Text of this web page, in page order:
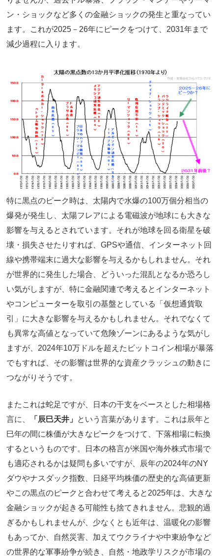
ン・ショックなど多くの金融ショックの発生と重なってい
ます。これが2025－26年にピークをつけて、2031年まで
減少過程に入ります。
特に黒点のピーク時は、太陽内で水爆の100万個分相当の
爆発が発生し、太陽フレアによる電磁波が地球にも大きな
影響を与えるとされています。それが地球を回る衛星を破
壊・損失させたりすれば、GPSや通信、インターネット回
線や携帯端末に過大な影響を与えるかもしれません。それ
が世界的に発生した場合、どういった混乱となるか恐ろし
い気がしますが、特に金融関連で考えるとインターネット
やコンピューターを取引の基盤としている「仮想通貨取
引」に大きな影響を与えるかもしれません。それでなくて
も異常な高値となっていて危険ゾーンにあるような気がし
ますが、2024年10万ドルを超えたビットコイン相場が暴落
でもすれば、その影響は世界的な資産クラッシュの動きに
つながりそうです。
またこれは蛇足ですが、日本の干支をベースとした相場格
言に、
「辰巳天井」
という言葉があります。これは辰年と
巳年の間に株価が大きなピークをつけて、下落相場に転換
するというものです。日本の格言が米国や海外株式市場で
も適応されるかは疑問も多いですが、辰年の2024年のNY
ダウやナスダック指数、日経平均株価の歴史的な高値更新
やこの黒点のピークと合わせて考えると2025年は、大きな
金融ショックが起きる可能性も捨てきれません。悲観的過
ぎるかもしれませんが、少なくとも近年は、温暖化の影響
もあってか、自然災害、加えてウクライナや中東紛争など
の世界的な軍事紛争が続き、自然・地政学リスクが市場の